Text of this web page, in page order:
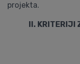
projekta.
II. KRITERIJI